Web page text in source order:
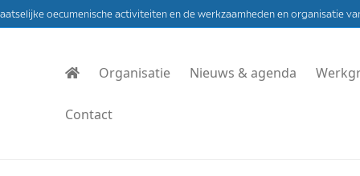
oecumenische activiteiten en de werkzaamheden en organisatie
Organisatie Nieuws & agenda
Contact